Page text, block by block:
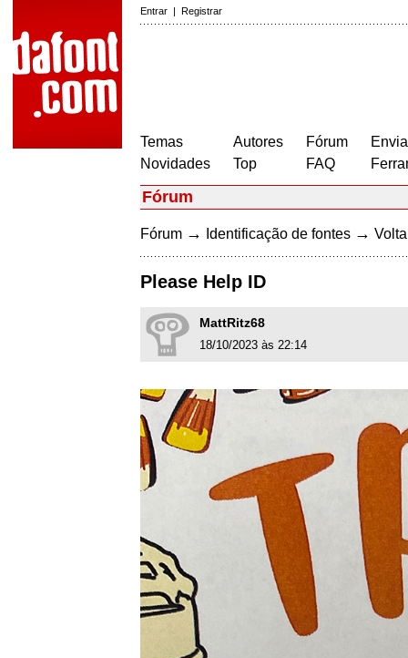
Entrar | Registrar
Temas
Novidades
Autores
Top
Fórum
FAQ
Fórum
Fórum → Identificação de fontes →
Please Help ID
MattRitz68
18/10/2023 às 22:14